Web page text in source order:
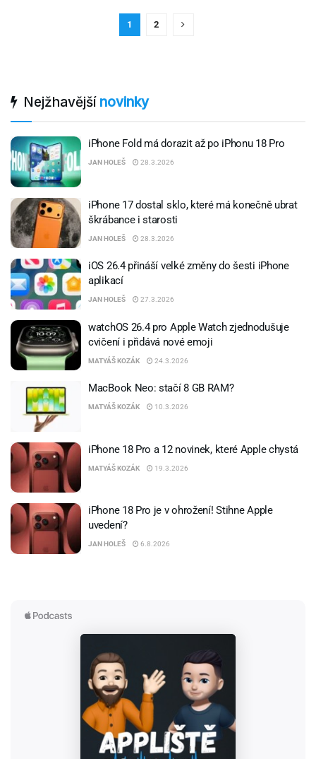
1 2
Nejžhavějšínovinky
iPhone Fold má dorazit až po iPhonu 18 Pro
JAN HOLEŠ 28.3.2026
iPhone 17 dostal sklo, které má konečně ubrat
škrábance i starosti
JAN HOLEŠ 28.3.2026
iOS 26.4 přináší velké změny do šesti iPhone
aplikací
JAN HOLEŠ 27.3.2026
watchOS 26.4 pro Apple Watch zjednodušuje
cvičení i přidává nové emoji
MATYÁŠ KOZÁK 24.3.2026
MacBook Neo: stačí 8 GB RAM?
MATYÁŠ KOZÁK 10.3.2026
iPhone 18 Pro a 12 novinek, které Apple chystá
MATYÁŠ KOZÁK 19.3.2026
iPhone 18 Pro je v ohrožení! Stihne Apple
uvedení?
JAN HOLEŠ 6.8.2026